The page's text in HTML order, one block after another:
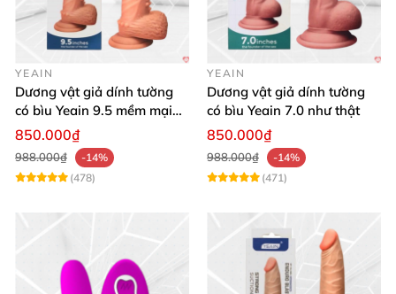
YEAIN
Dương vật giả dính tường
có bìu Yeain 9.5 mềm mại
thật
850.000₫
988.000₫
-14%
(478)
YEAIN
Dương vật giả dính tường
có bìu Yeain 7.0 như thật
850.000₫
988.000₫
-14%
(471)